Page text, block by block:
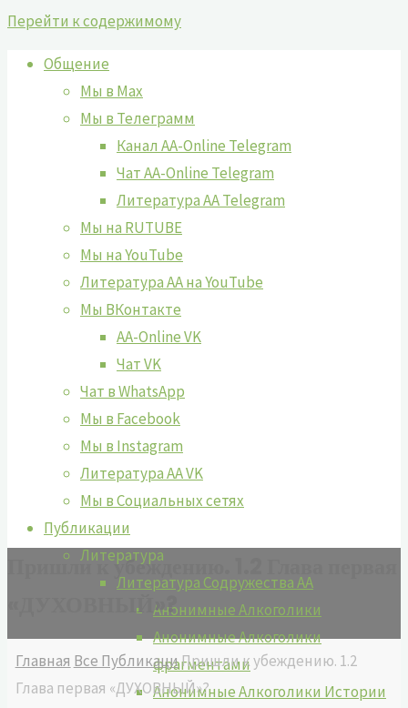
Перейти к содержимому
Общение
Мы в Max
Мы в Телеграмм
Канал AA-Online Telegram
Чат AA-Online Telegram
Литература АА Telegram
Мы на RUTUBE
Мы на YouTube
Литература АА на YouTube
Мы ВКонтакте
AA-Online VK
Чат VK
Чат в WhatsApp
Мы в Facebook
Мы в Instagram
Литература АА VK
Мы в Социальных сетях
Публикации
Литература
Литература Содружества АА
Анонимные Алкоголики
Анонимные Алкоголики
фрагментами
Анонимные Алкоголики Истории
Пришли к убеждению. 1.2 Глава первая
«ДУХОВНЫЙ»?
Главная Все ПубликациПришли к убеждению. 1.2
Глава первая «ДУХОВНЫЙ»?